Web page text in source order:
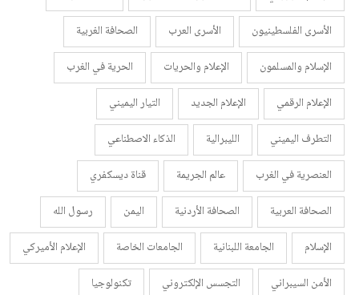
الأسرى الفلسطينيون
الأسرى العرب
الصحافة الغربية
الإسلام والمسلمون
الإعلام والحريات
الحرية في الغرب
الإعلام الرقمي
الإعلام الجديد
التيار اليميني
التطرف اليميني
الليبرالية
الذكاء الاصطناعي
العنصرية في الغرب
عالم الجريمة
قناة ديسكفري
الصحافة العربية
الصحافة الأردنية اليمن
رسول الله
الإسلام
الجامعة اللبنانية الجامعات الخاصة
الإعلام الأميركي
الأمن السيبراني
التجسس الإلكتروني
تكنولوجيا